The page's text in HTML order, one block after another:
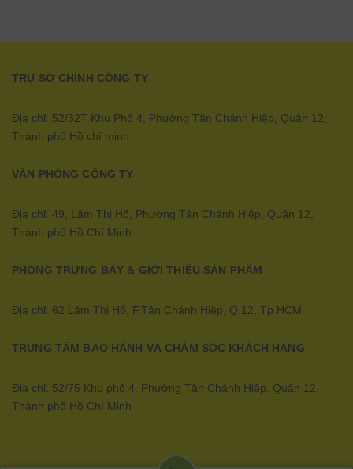
TRỤ SỞ CHÍNH CÔNG TY
Địa chỉ: 52/32T Khu Phố 4, Phường Tân Chánh Hiệp, Quận 12,
Thành phố Hồ chí minh
VĂN PHÒNG CÔNG TY
Địa chỉ: 49, Lâm Thị Hố, Phường Tân Chánh Hiệp, Quận 12,
Thành phố Hồ Chí Minh
PHÒNG TRƯNG BÀY & GIỚI THIỆU SÀN PHẨM
Địa chỉ: 62 Lâm Thị Hố, F.Tân Chánh Hiệp, Q.12, Tp.HCM
TRUNG TÂM BẢO HÀNH VÀ CHĂM SÓC KHÁCH HÀNG
Địa chỉ: 52/75 Khu phố 4, Phường Tân Chánh Hiệp, Quận 12,
Thành phố Hồ Chí Minh